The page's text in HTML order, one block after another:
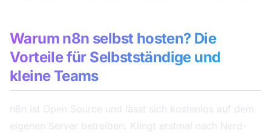
Warum n8n selbst hosten? Die
Vorteile für Selbstständige und
kleine Teams
n8n ist Open Source und lässt sich kostenlos auf dem
eigenen Server betreiben. Klingt erstmal nach Nerd-